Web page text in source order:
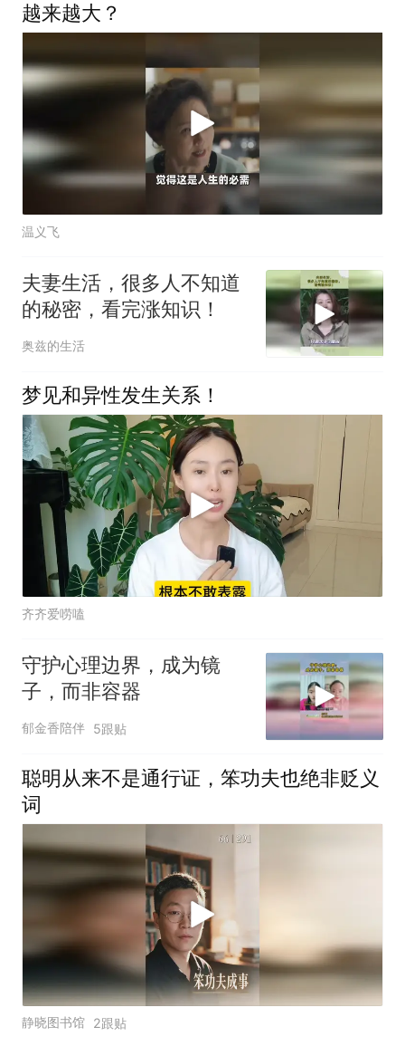
越来越大？
温义飞
夫妻生活，很多人不知道
的秘密，看完涨知识！
奥兹的生活
梦见和异性发生关系！
齐齐爱唠嗑
守护心理边界，成为镜
子，而非容器
郁金香陪伴 5跟贴
聪明从来不是通行证，笨功夫也绝非贬义
词
静晓图书馆 2跟贴